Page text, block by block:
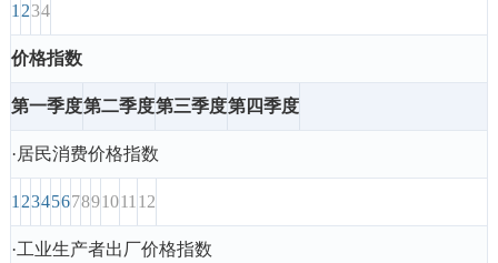
1 234
价格指数
第一季度第二季度第三季度第四季度
·居民消费价格指数
1 234567891011 12
·工业生产者出厂价格指数